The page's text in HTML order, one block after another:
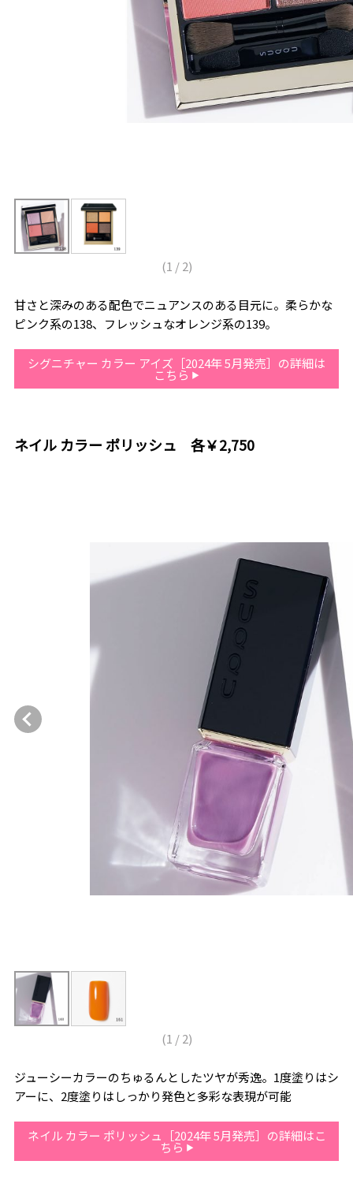
(1 /2)
甘さと深みのある配色でニュアンスのある目元に。柔らかな
ピンク系の138、フレッシュなオレンジ系の139。
シグニチャー カラー アイズ［2024年 5月発売］の詳細は
こちら
ネイル カラー ポリッシュ 各￥2,750
(1 /2)
ジューシーカラーのちゅるんとしたツヤが秀逸。1度塗りはシ
アーに、2度塗りはしっかり発色と多彩な表現が可能
ネイル カラー ポリッシュ［2024年 5月発売］の詳細はこ
ちら